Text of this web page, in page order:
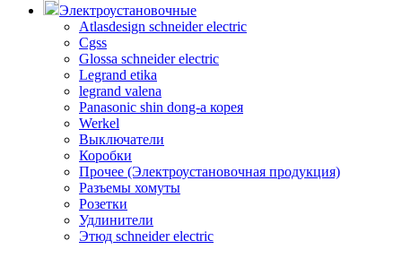
Электроустановочные
Atlasdesign schneider electric
Cgss
Glossa schneider electric
Legrand etika
legrand valena
Panasonic shin dong-a корея
Werkel
Выключатели
Коробки
Прочее (Электроустановочная продукция)
Разъемы хомуты
Розетки
Удлинители
Этюд schneider electric